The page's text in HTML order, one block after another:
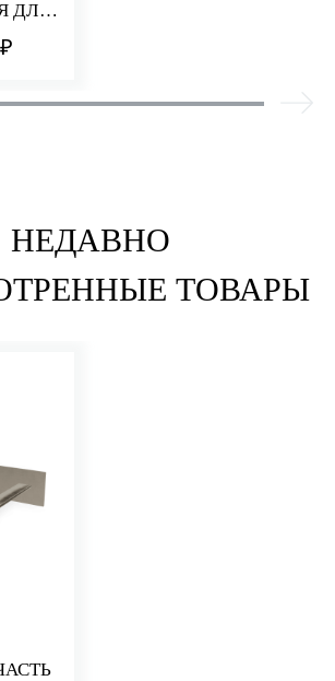
ДЛЯ
НЕДАВНО
ТОВАРЫ